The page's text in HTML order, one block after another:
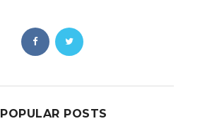
POPULAR POSTS